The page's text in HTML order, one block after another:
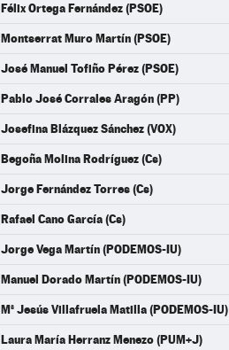
Félix Ortega Fernández (PSOE)
Montserrat Muro Martín (PSOE)
José Manuel Tofiño Pérez (PSOE)
Pablo José Corrales Aragón (PP)
Josefina Blázquez Sánchez (VOX)
Begoña Molina Rodríguez (Cs)
Jorge Fernández Torres (Cs)
Rafael Cano García (Cs)
Jorge Vega Martín (PODEMOS-IU)
Manuel Dorado Martín (PODEMOS-IU)
Mª Jesús Villafruela Matilla (PODEMOS-IU)
Laura María Herranz Menezo (PUM+J)